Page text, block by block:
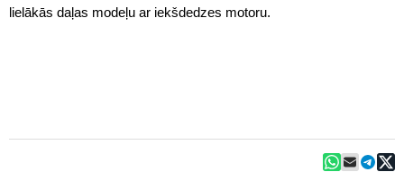
lielākās daļas modeļu ar iekšdedzes motoru.